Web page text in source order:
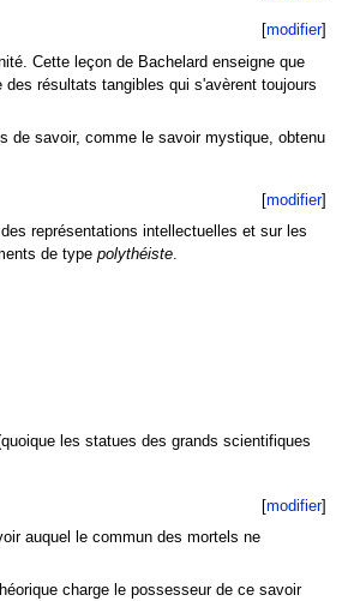
[modifier]
Cette leçon de Bachelard enseigne que
résultats tangibles qui s'avèrent toujours
de savoir, comme le savoir mystique, obtenu
[modifier]
représentations intellectuelles et sur les
de type polythéiste.
les statues des grands scientifiques
[modifier]
auquel le commun des mortels ne
charge le possesseur de ce savoir